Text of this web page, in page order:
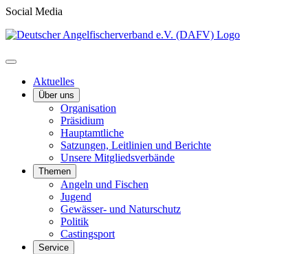
Social Media
Aktuelles
Über uns
Organisation
Präsidium
Hauptamtliche
Satzungen, Leitlinien und Berichte
Unsere Mitgliedsverbände
Themen
Angeln und Fischen
Jugend
Gewässer- und Naturschutz
Politik
Castingsport
Service